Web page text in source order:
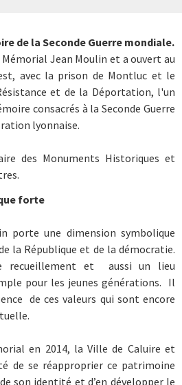
de la Seconde Guerre mondiale.
Jean Moulin et a ouvert au
avec la prison de Montluc et le
et de la Déportation, l'un
consacrés à la Seconde Guerre
lyonnaise.
des Monuments Historiques et
forte
porte une dimension symbolique
la République et de la démocratie.
recueillement et aussi un lieu
pour les jeunes générations. Il
de ces valeurs qui sont encore
en 2014, la Ville de Caluire et
de se réapproprier ce patrimoine
son identité et d’en développer le